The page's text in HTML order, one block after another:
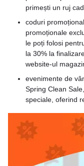
primești un ruj
coduri
promoționale
le poți folosi
la 30% la
website-ul
evenimente de
Spring Clean
speciale, oferind